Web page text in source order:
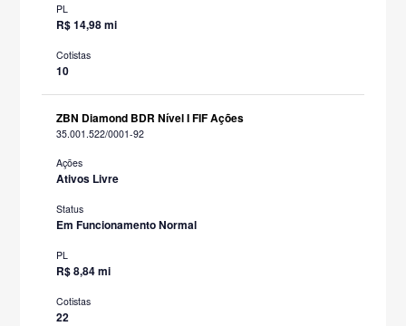
PL
R$ 14,98 mi
Cotistas
10
ZBN Diamond BDR Nível I FIF Ações
35.001.522/0001-92
Ações
Ativos Livre
Status
Em Funcionamento Normal
PL
R$ 8,84 mi
Cotistas
22